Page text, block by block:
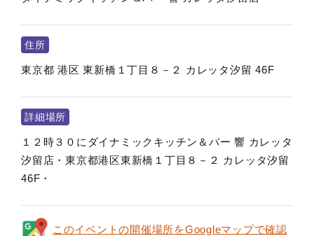
住所
東京都 港区 東新橋１丁目８－２ カレッタ汐留 46F
詳細場所
１２時３０にダイナミックキッチン＆バー 響 カレッタ
汐留店・東京都港区東新橋１丁目８－２ カレッタ汐留
46F・
このイベントの開催場所をGoogleマップで確認